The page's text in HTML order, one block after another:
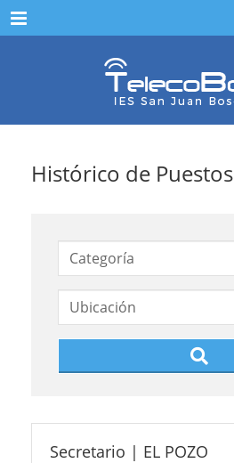
Menu
Histórico de Puestos
Secretario | EL POZO